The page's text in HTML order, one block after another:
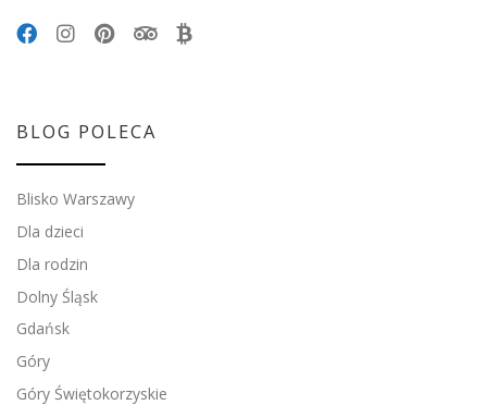
BLOG POLECA
Blisko Warszawy
Dla dzieci
Dla rodzin
Dolny Śląsk
Gdańsk
Góry
Góry Świętokorzyskie